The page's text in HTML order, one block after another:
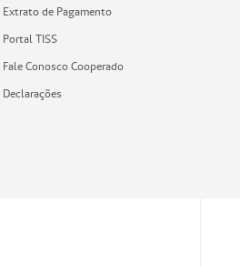
Extrato de Pagamento
Portal TISS
Fale Conosco Cooperado
Declarações